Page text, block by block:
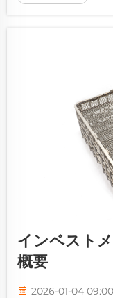
インベスト
概要
2026-01-04